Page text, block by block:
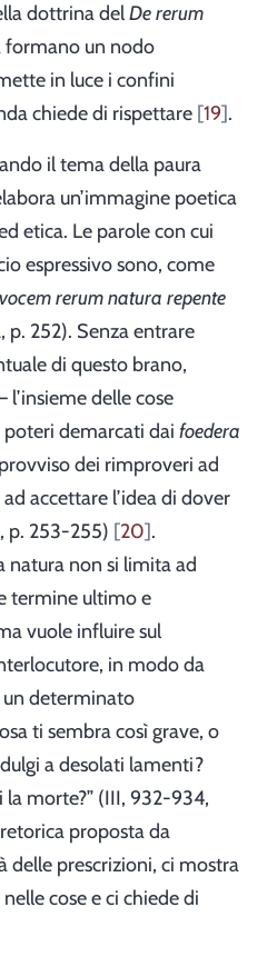
dottrina delDe rerum
formano un nodo
in luce i confini
chiede di rispettare 19 .
il tema della paura
un’immagine poetica
etica. Le parole con cui
espressivo sono, come
rerum natura repente
p. 252). Senza entrare
di questo brano,
delle cose
demarcati dai foedera
dei rimproveri ad
accettare l’idea di dover
p. 253-255) 20 .
natura non si limita ad
termine ultimo e
vuole influire sul
in modo da
determinato
ti sembra così grave, o
a desolati lamenti?
la morte?” (III, 932-934,
proposta da
delle prescrizioni, ci mostra
cose e ci chiede di